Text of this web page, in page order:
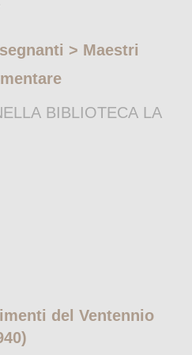
> Maestri
BIBLIOTECA LA
del Ventennio